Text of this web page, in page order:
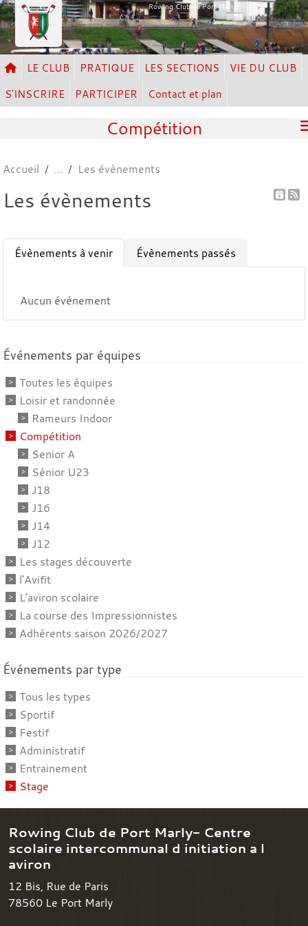
Rowing Club de Port Marly
LE CLUB PRATIQUE LES SECTIONS
VIE DU CLUB
S'INSCRIRE
PARTICIPER Contact et plan
Compétition
Accueil Les évènements
Les évènements
Évènements à venir Évènements passés
Aucun événement
Événements par équipes
Toutes les équipes
Loisir et randonnée
Rameurs Indoor
Compétition
Senior A
Sénior U23
J18
J16
J14
J12
Les stages découverte
l'Avifit
L'aviron scolaire
La course des Impressionnistes
Adhérents saison 2026/2027
Événements par type
Tous les types
Sportif
Festif
Administratif
Entrainement
Stage
Rowing Club de Port Marly- Centre
scolaire intercommunal d initiation a l
aviron
12 Bis, Rue de Paris
78560 Le Port Marly
Panneau de gestion des cookies